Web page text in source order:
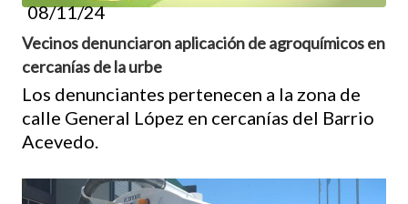
08/11/24
Vecinos denunciaron aplicación de agroquímicos en
cercanías de la urbe
Los denunciantes pertenecen a la zona de
calle General López en cercanías del Barrio
Acevedo.